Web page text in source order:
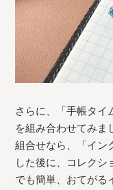
さらに、「手帳タイ
を組み合わせてみま
組合せなら、「イン
した後に、コレクシ
でも簡単、おてがる